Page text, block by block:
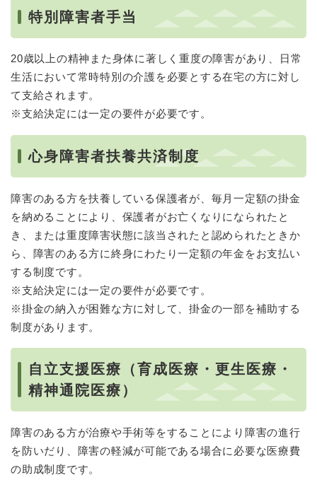
特別障害者手当
20歳以上の精神また身体に著しく重度の障害があり、日常
生活において常時特別の介護を必要とする在宅の方に対し
て支給されます。
※支給決定には一定の要件が必要です。
心身障害者扶養共済制度
障害のある方を扶養している保護者が、毎月一定額の掛金
を納めることにより、保護者がお亡くなりになられたと
き、または重度障害状態に該当されたと認められたときか
ら、障害のある方に終身にわたり一定額の年金をお支払い
する制度です。
※支給決定には一定の要件が必要です。
※掛金の納入が困難な方に対して、掛金の一部を補助する
制度があります。
自立支援医療（育成医療・更生医療・
精神通院医療）
障害のある方が治療や手術等をすることにより障害の進行
を防いだり、障害の軽減が可能である場合に必要な医療費
の助成制度です。